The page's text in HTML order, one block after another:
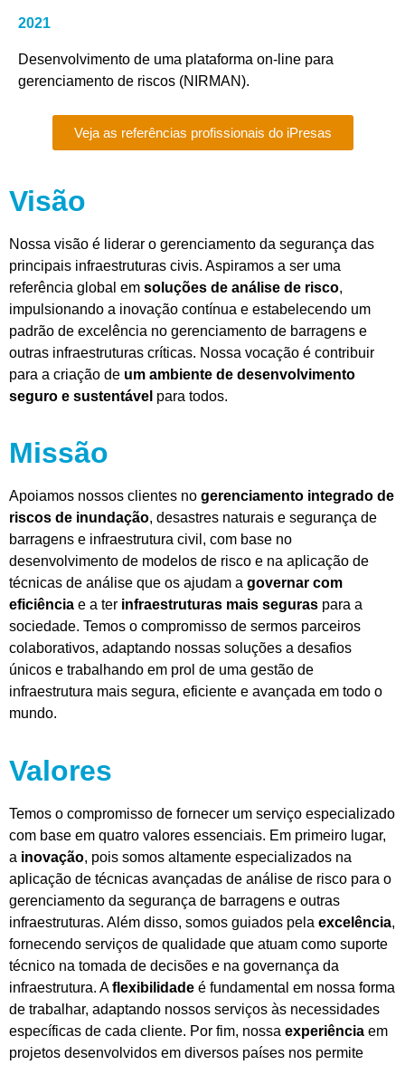
2021
Desenvolvimento de uma plataforma on-line para
gerenciamento de riscos (NIRMAN).
Veja as referências profissionais do iPresas
Visão
Nossa visão é liderar o gerenciamento da segurança das
principais infraestruturas civis. Aspiramos a ser uma
referência global em soluções de análise de risco,
impulsionando a inovação contínua e estabelecendo um
padrão de excelência no gerenciamento de barragens e
outras infraestruturas críticas. Nossa vocação é contribuir
para a criação de um ambiente de desenvolvimento
seguro e sustentável para todos.
Missão
Apoiamos nossos clientes no gerenciamento integrado de
riscos de inundação, desastres naturais e segurança de
barragens e infraestrutura civil, com base no
desenvolvimento de modelos de risco e na aplicação de
técnicas de análise que os ajudam a governar com
eficiência e a ter infraestruturas mais seguras para a
sociedade. Temos o compromisso de sermos parceiros
colaborativos, adaptando nossas soluções a desafios
únicos e trabalhando em prol de uma gestão de
infraestrutura mais segura, eficiente e avançada em todo o
mundo.
Valores
Temos o compromisso de fornecer um serviço especializado
com base em quatro valores essenciais. Em primeiro lugar,
a inovação, pois somos altamente especializados na
aplicação de técnicas avançadas de análise de risco para o
gerenciamento da segurança de barragens e outras
infraestruturas. Além disso, somos guiados pela excelência,
fornecendo serviços de qualidade que atuam como suporte
técnico na tomada de decisões e na governança da
infraestrutura. Aflexibilidade é fundamental em nossa forma
de trabalhar, adaptando nossos serviços às necessidades
específicas de cada cliente. Por fim, nossa experiência em
projetos desenvolvidos em diversos países nos permite